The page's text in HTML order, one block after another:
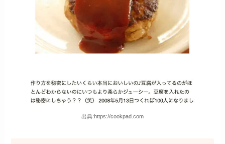
出典:https://cookpad.com